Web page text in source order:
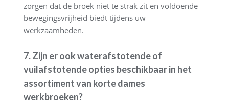
zorgen dat de broek niet te strak zit en voldoende
bewegingsvrijheid biedt tijdens uw
werkzaamheden.
7. Zijn er ook waterafstotende of
vuilafstotende opties beschikbaar in het
assortiment van korte dames
werkbroeken?